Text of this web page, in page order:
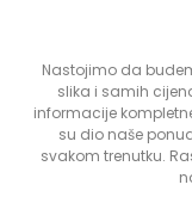
Nastojimo da
slika i samih
informacije
su dio naše
svakom trenutku.